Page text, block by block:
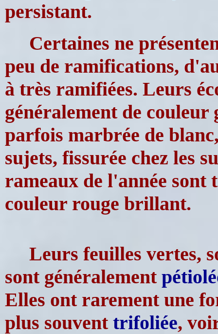
persistant.
Certaines ne
peu de ramifications,
à très ramifiées. Leurs
généralement de
parfois marbrée de
sujets, fissurée chez les
rameaux de l'année sont
couleur rouge brillant.
Leurs feuilles vertes,
sont généralement
Elles ont rarement une
plus souvent trifoliée,